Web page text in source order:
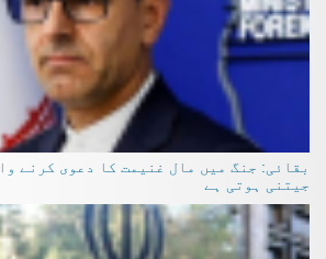
بقائی: جنگ میں مال غنیمت کا دعوی کرنے
جیتنی ہوتی ہے